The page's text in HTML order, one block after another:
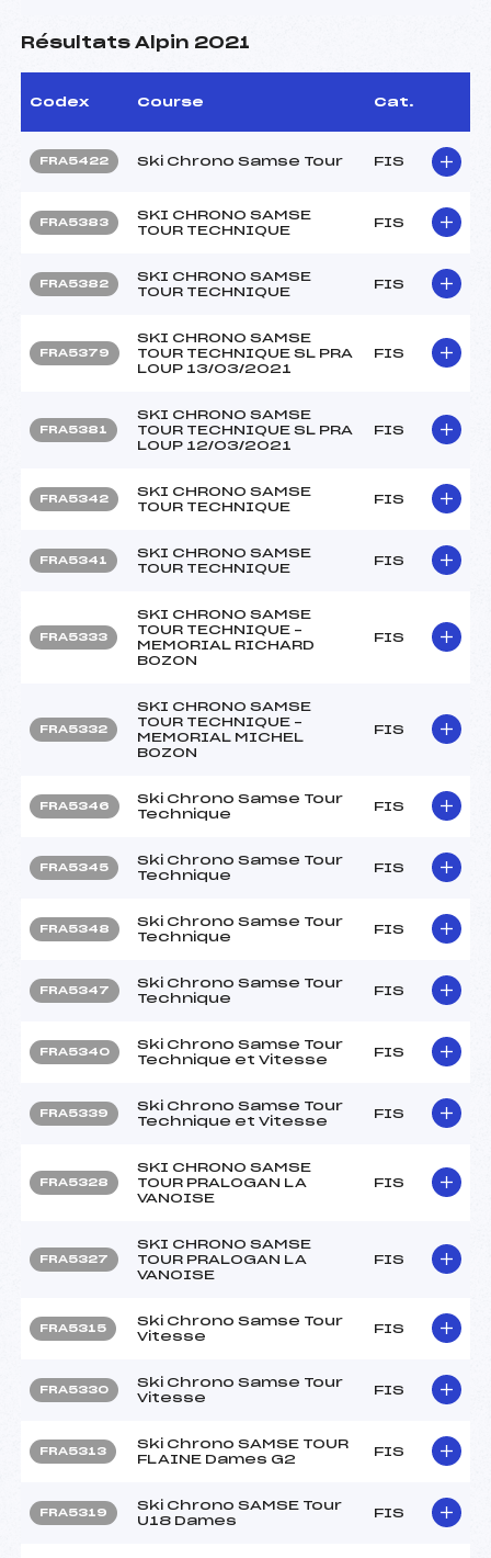
Résultats Alpin 2021
Codex Course Cat.
FRA5422 Ski Chrono Samse Tour FIS
FRA5383
SKI CHRONO SAMSE
TOUR TECHNIQUE
FIS
FRA5382
SKI CHRONO SAMSE
TOUR TECHNIQUE
FIS
FRA5379
SKI CHRONO SAMSE
TOUR TECHNIQUE SL PRA
LOUP 13/03/2021
FIS
FRA5381
SKI CHRONO SAMSE
TOUR TECHNIQUE SL PRA
LOUP 12/03/2021
FIS
FRA5342
SKI CHRONO SAMSE
TOUR TECHNIQUE
FIS
FRA5341
SKI CHRONO SAMSE
TOUR TECHNIQUE
FIS
FRA5333
SKI CHRONO SAMSE
TOUR TECHNIQUE –
MEMORIAL RICHARD
BOZON
FIS
FRA5332
SKI CHRONO SAMSE
TOUR TECHNIQUE –
MEMORIAL MICHEL
BOZON
FIS
FRA5346
Ski Chrono Samse Tour
Technique
FIS
FRA5345
Ski Chrono Samse Tour
Technique
FIS
FRA5348
Ski Chrono Samse Tour
Technique
FIS
FRA5347
Ski Chrono Samse Tour
Technique
FIS
FRA5340
Ski Chrono Samse Tour
Technique et Vitesse
FIS
FRA5339
Ski Chrono Samse Tour
Technique et Vitesse
FIS
FRA5328
SKI CHRONO SAMSE
TOUR PRALOGAN LA
VANOISE
FIS
FRA5327
SKI CHRONO SAMSE
TOUR PRALOGAN LA
VANOISE
FIS
FRA5315
Ski Chrono Samse Tour
Vitesse
FIS
FRA5330
Ski Chrono Samse Tour
Vitesse
FIS
FRA5313
Ski Chrono SAMSE TOUR
FLAINE Dames G2
FIS
FRA5319
Ski Chrono SAMSE Tour
U18 Dames
FIS